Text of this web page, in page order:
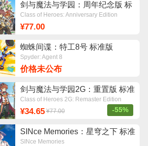
剑与魔法与学园：周年纪念版 标
准版
Class of Heroes: Anniversary Edition
¥77.00
蜘蛛间谍：特工8号 标准版
Spyder: Agent 8
价格未公布
剑与魔法与学园2G：重置版 标准
版
Class of Heroes 2G: Remaster Edition
¥34.65 ¥77.00 -55%
SINce Memories：星穹之下 标准
版
SINce Memories